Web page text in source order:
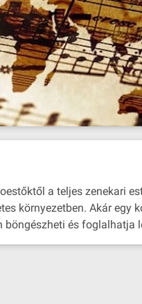
a teljes zenekari
környezetben. Akár egy
böngészheti és foglalhatja